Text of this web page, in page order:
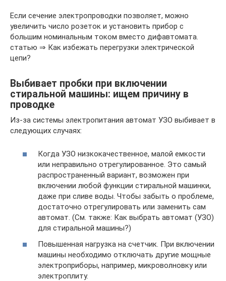
Если сечение электропроводки позволяет, можно
увеличить число розеток и установить прибор с
большим номинальным током вместо дифавтомата.
статью ⇒ Как избежать перегрузки электрической
цепи?
Выбивает пробки при включении
стиральной машины: ищем причину в
проводке
Из-за системы электропитания автомат УЗО выбивает в
следующих случаях:
Когда УЗО низкокачественное, малой емкости
или неправильно отрегулированное. Это самый
распространенный вариант, возможен при
включении любой функции стиральной машинки,
даже при сливе воды. Чтобы забыть о проблеме,
достаточно отрегулировать или заменить сам
автомат. (См. также: Как выбрать автомат (УЗО)
для стиральной машины?)
Повышенная нагрузка на счетчик. При включении
машины необходимо отключать другие мощные
электроприборы, например, микроволновку или
электроплиту.